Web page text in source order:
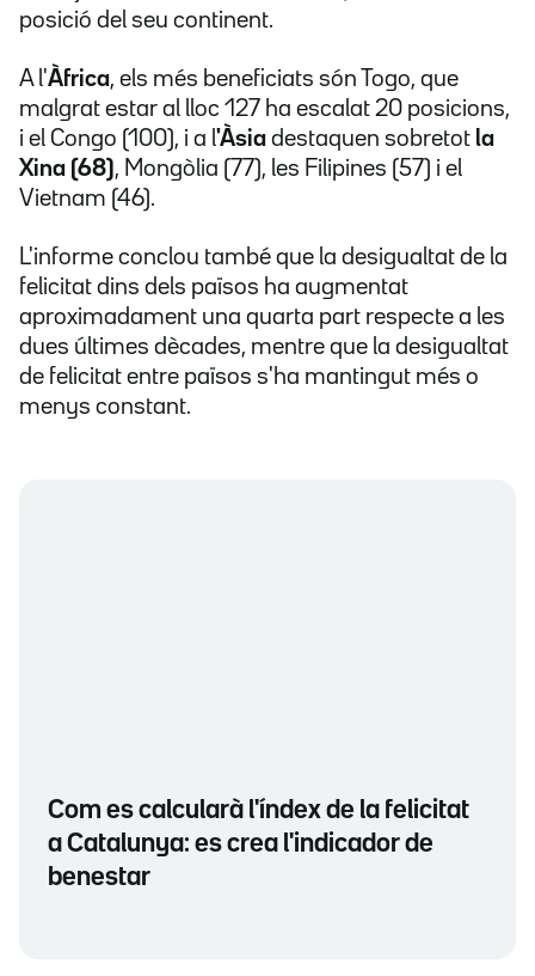
posició del seu continent.
A l'Àfrica, els més beneficiats són Togo, que
malgrat estar al lloc 127 ha escalat 20 posicions,
i el Congo (100), i a l'Àsia destaquen sobretot la
Xina (68), Mongòlia (77), les Filipines (57) i el
Vietnam (46).
L'informe conclou també que la desigualtat de la
felicitat dins dels països ha augmentat
aproximadament una quarta part respecte a les
dues últimes dècades, mentre que la desigualtat
de felicitat entre països s'ha mantingut més o
menys constant.
Com es calcularà l'índex de la felicitat
a Catalunya: es crea l'indicador de
benestar